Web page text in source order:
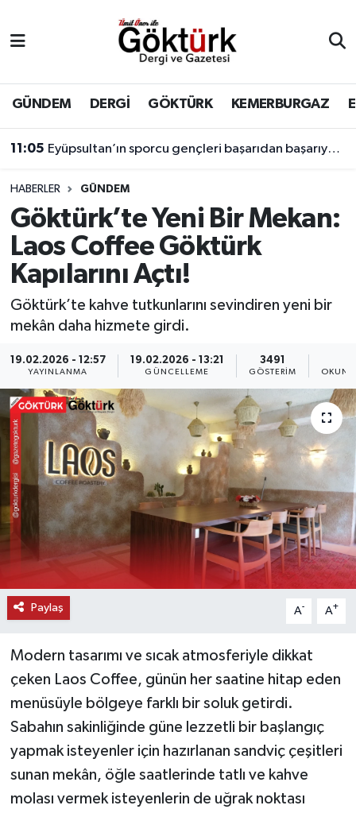
GÜNDEM DERGİ GÖKTÜRK KEMERBURGAZ
11:05 Eyüpsultan’ın sporcu gençleri başarıdan başarıya koşuyor.
16:43 Şehir Eşkıyalarına Yönelik Operasyon
HABERLER GÜNDEM
Göktürk’te Yeni Bir Mekan:
Laos Coffee Göktürk
Kapılarını Açtı!
Göktürk’te kahve tutkunlarını sevindiren yeni bir
mekân daha hizmete girdi.
19.02.2026 - 12:57
YAYINLANMA
19.02.2026 - 13:21
GÜNCELLEME
3491
GÖSTERIM
Paylaş A- A+
Modern tasarımı ve sıcak atmosferiyle dikkat
çeken Laos Coffee, günün her saatine hitap eden
menüsüyle bölgeye farklı bir soluk getirdi.
Sabahın sakinliğinde güne lezzetli bir başlangıç
yapmak isteyenler için hazırlanan sandviç çeşitleri
sunan mekân, öğle saatlerinde tatlı ve kahve
molası vermek isteyenlerin de uğrak noktası
BİLİM
DERGİ
DÜNYA
EĞİTİM
EKONOMİ
GÖKTÜRK
KÜLTÜR - SANAT
MAGAZİN
ÖZEL HABER
SAĞLIK
SPOR
YAŞAM
Eyüpsultan Hava Durumu
Eyüpsultan Trafik Yoğunluk Haritası
Süper Lig Puan Durumu ve Fikstür
Tüm Manşetler
Son Dakika Haberleri
Haber Arşivi